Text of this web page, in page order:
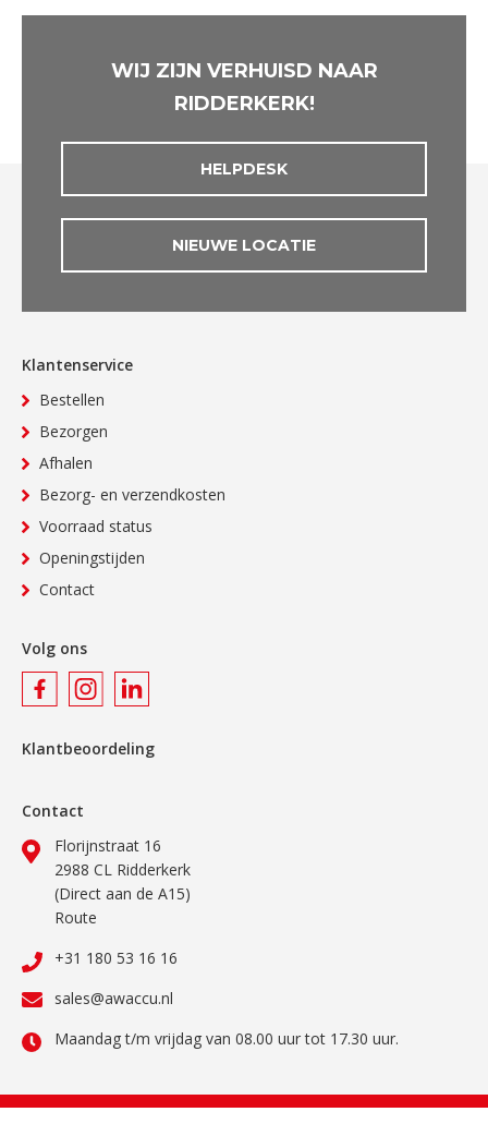
WIJ ZIJN VERHUISD NAAR
RIDDERKERK!
HELPDESK
NIEUWE LOCATIE
Klantenservice
Bestellen
Bezorgen
Afhalen
Bezorg- en verzendkosten
Voorraad status
Openingstijden
Contact
Volg ons
Klantbeoordeling
Contact
Florijnstraat 16
2988 CL Ridderkerk
(Direct aan de A15)
Route
+31 180 53 16 16
sales@awaccu.nl
Maandag t/m vrijdag van 08.00 uur tot 17.30 uur.